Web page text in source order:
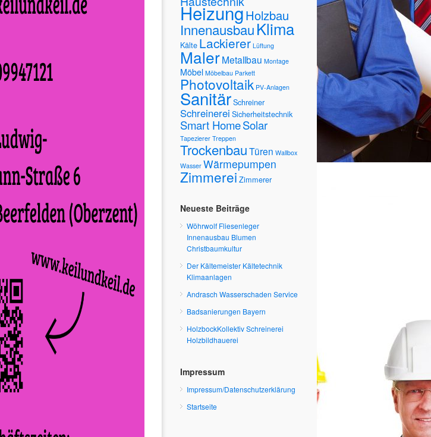
HeizungHolzbau
InnenausbauKlima
Kälte Lackierer Lüftung
MalerMetallbau Montage
Möbel Möbelbau Parkett
Photovoltaik PV-Anlagen
SanitärSchreiner
Schreinerei Sicherheitstechnik
Smart HomeSolar
Tapezierer Treppen
TrockenbauTüren Wallbox
Wasser Wärmepumpen
Zimmerei Zimmerer
Neueste Beiträge
Wöhrwolf Fliesenleger
Innenausbau Blumen
Christbaumkultur
Der Kältemeister Kältetechnik
Klimaanlagen
Andrasch Wasserschaden Service
Badsanierungen Bayern
HolzbockKollektiv Schreinerei
Holzbildhauerei
Impressum
Impressum/Datenschutzerklärung
Startseite